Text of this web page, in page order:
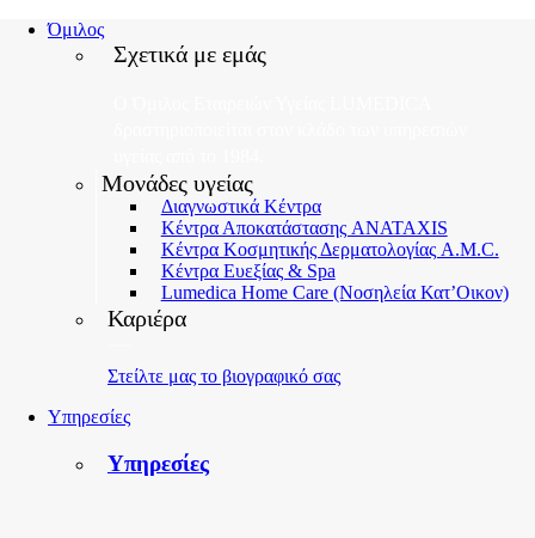
Όμιλος
Σχετικά με εμάς
Μονάδες υγείας
Διαγνωστικά Κέντρα
Κέντρα Αποκατάστασης ANATAXIS
Κέντρα Κοσμητικής Δερματολογίας A.M.C.
Κέντρα Ευεξίας & Spa
Lumedica Home Care (Νοσηλεία Κατ’Οικον)
Καριέρα
Στείλτε μας το βιογραφικό σας
Υπηρεσίες
Υπηρεσίες